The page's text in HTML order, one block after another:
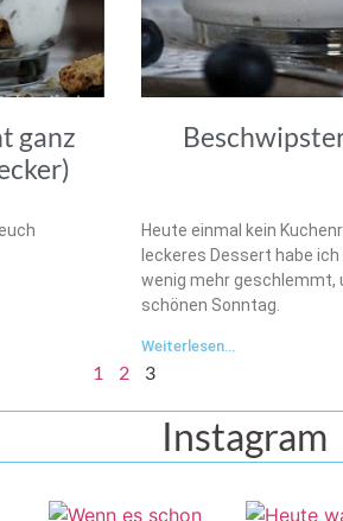
ganz
Heute einmal kein
leckeres Dessert habe
wenig mehr geschlemmt,
schönen Sonntag.
Weiterlesen...
1 2 3
Instagram